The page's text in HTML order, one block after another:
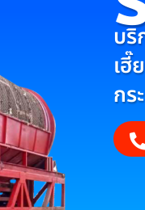
บริ
เฮี๊
กร